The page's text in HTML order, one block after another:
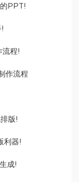
PPT!
流程!
作流程
版!
利器!
成!